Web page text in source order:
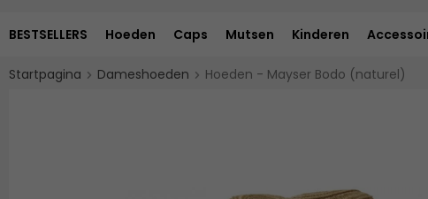
BESTSELLERS Hoeden Caps Mutsen Kinderen
Startpagina Dameshoeden Hoeden - Mayser Bodo (naturel)